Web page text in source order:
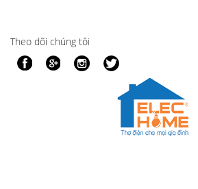
Theo dõi chúng tôi